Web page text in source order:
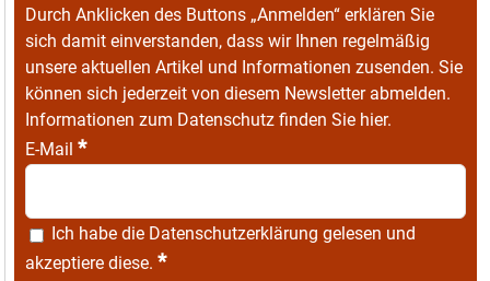
Durch Anklicken des Buttons „Anmelden“ erklären Sie
sich damit einverstanden, dass wir Ihnen regelmäßig
unsere aktuellen Artikel und Informationen zusenden. Sie
können sich jederzeit von diesem Newsletter abmelden.
Informationen zum Datenschutz finden Sie hier.
E-Mail *
Ich habe die Datenschutzerklärung gelesen und
akzeptiere diese. *